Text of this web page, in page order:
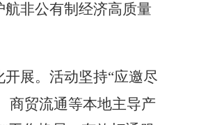
航非公有制 经济高质量
开展。活动坚持“应邀尽
商贸流通等本地主导产